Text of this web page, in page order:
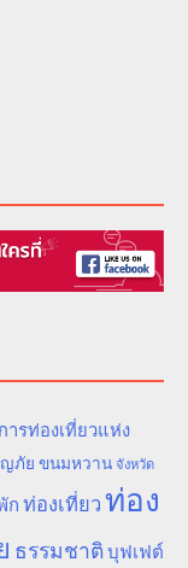
การท่องเที่ยวแห่ง
ญภัย ขนมหวาน จังหวัด
ก ท่องเที่ยวท่อง
ธรรมชาติ บุฟเฟต์